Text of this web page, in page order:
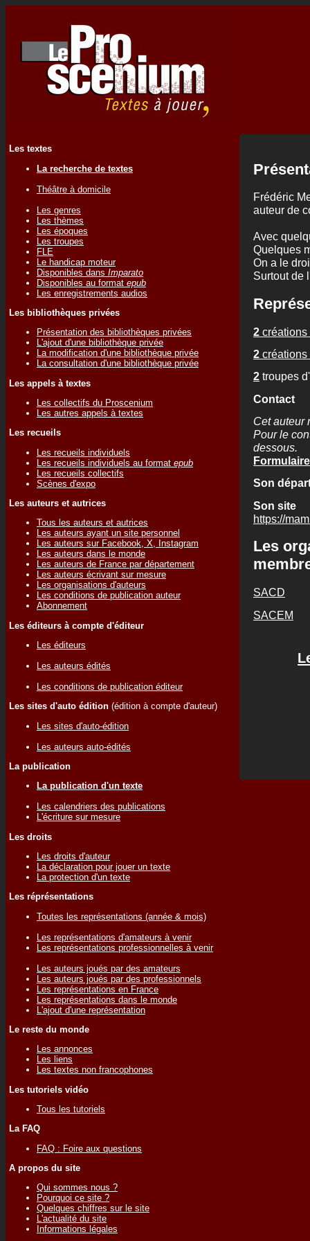
Les textes
La recherche de textes
Théâtre à domicile
Les genres
Les thèmes
Les époques
Les troupes
FLE
Le handicap moteur
Disponibles dans Imparato
Disponibles au format epub
Les enregistrements audios
Les bibliothèques privées
Présentation des bibliothèques privées
L'ajout d'une bibliothèque privée
La modification d'une bibliothèque privée
La consultation d'une bibliothèque privée
Les appels à textes
Les collectifs du Proscenium
Les autres appels à textes
Les recueils
Les recueils individuels
Les recueils individuels au format epub
Les recueils collectifs
Scènes d'expo
Les auteurs et autrices
Tous les auteurs et autrices
Les auteurs ayant un site personnel
Les auteurs sur Facebook, X, Instagram
Les auteurs dans le monde
Les auteurs de France par département
Les auteurs écrivant sur mesure
Les organisations d'auteurs
Les conditions de publication auteur
Abonnement
Les éditeurs à compte d'éditeur
Les éditeurs
Les auteurs édités
Les conditions de publication éditeur
Les sites d'auto édition (édition à compte d'auteur)
Les sites d'auto-édition
Les auteurs auto-édités
La publication
La publication d'un texte
Les calendriers des publications
L'écriture sur mesure
Les droits
Les droits d'auteur
La déclaration pour jouer un texte
La protection d'un texte
Les réprésentations
Toutes les représentations (année & mois)
Les représentations d'amateurs à venir
Les représentations professionnelles à venir
Les auteurs joués par des amateurs
Les auteurs joués par des professionnels
Les représentations en France
Les représentations dans le monde
L'ajout d'une représentation
Le reste du monde
Les annonces
Les liens
Les textes non francophones
Les tutoriels vidéo
Tous les tutoriels
La FAQ
FAQ : Foire aux questions
A propos du site
Qui sommes nous ?
Pourquoi ce site ?
Quelques chiffres sur le site
L'actualité du site
Informations légales
Frédéric
auteur de
Avec
Quelques
On a le
Surtout de
2 créations
2 créations
2 troupes
Contact
Cet auteur
Pour le
dessous.
Son
Son site
https://
Les
SACD
SACEM